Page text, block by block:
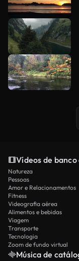
Vídeos de
Natureza
Pessoas
Amor e Relacionamentos
Fitness
Videografia aérea
Alimentos e bebidas
Viagem
Transporte
Tecnologia
Zoom de fundo virtual
Música de